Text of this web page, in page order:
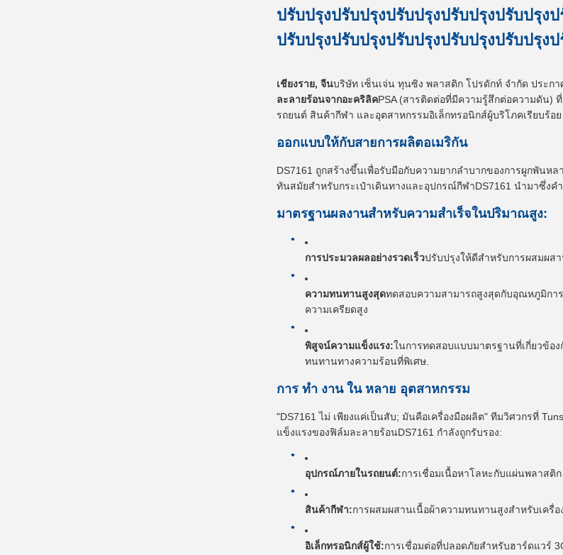
ปรับปรุงปรับปรุงปรับปรุงปรับปรุงปรับปรุง
ปรับปรุงปรับปรุงปรับปรุงปรับปรุงปรับปรุง
เชียงราย, จีนบริษัท เซ็นเจ่น ทุนซิง พลาสติก โปรดักท์ จํากัด ประก
ละลายร้อนจากอะคริลิคPSA (สารติดต่อที่มีความรู้สึกต่อความดัน)
รถยนต์ สินค้ากีฬา และอุตสาหกรรมอิเล็กทรอนิกส์ผู้บริโภคเรียบร้อย
ออกแบบให้กับสายการผลิตอเมริกัน
DS7161 ถูกสร้างขึ้นเพื่อรับมือกับความยากลําบากของการผูกพัน
ทันสมัยสําหรับกระเป๋าเดินทางและอุปกรณ์กีฬาDS7161 นํามาซึ่งคํ
มาตรฐานผลงานสําหรับความสําเร็จในปริมาณสูง:
การประมวลผลอย่างรวดเร็วปรับปรุงให้ดีสําหรับการผสมผส
ความทนทานสูงสุดทดสอบความสามารถสูงสุดกับอุณหภูมิกา
ความเครียดสูง
พิสูจน์ความแข็งแรง:ในการทดสอบแบบมาตรฐานที่เกี่ยวข้อ
ทนทานทางความร้อนที่พิเศษ.
การ ทํา งาน ใน หลาย อุตสาหกรรม
"DS7161 ไม่ เพียงแค่เป็นสับ; มันคือเครื่องมือผลิต" ทีมวิศวกรที่
แข็งแรงของฟิล์มละลายร้อนDS7161 กําลังถูกรับรอง:
อุปกรณ์ภายในรถยนต์:การเชื่อมเนื้อหาโลหะกับแผ่นพลาสติก
สินค้ากีฬา:การผสมผสานเนื้อผ้าความทนทานสูงสําหรับเครื่อ
อิเล็กทรอนิกส์ผู้ใช้:การเชื่อมต่อที่ปลอดภัยสําหรับฮาร์ดแวร์